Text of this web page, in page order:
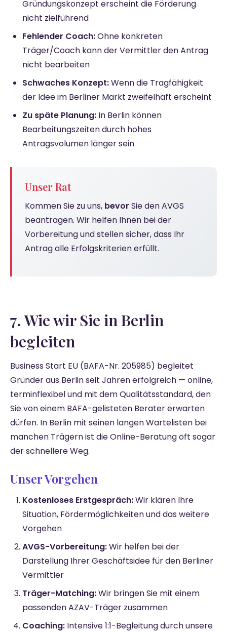
Gründungskonzept erscheint die Förderung
nicht zielführend
Fehlender Coach:Ohne konkreten
Träger/Coach kann der Vermittler den Antrag
nicht bearbeiten
Schwaches Konzept:Wenn die Tragfähigkeit
der Idee im Berliner Markt zweifelhaft erscheint
Zu späte Planung: In Berlin können
Bearbeitungszeiten durch hohes
Antragsvolumen länger sein
Unser Rat
Kommen Sie zu uns, bevor Sie den AVGS
beantragen. Wir helfen Ihnen bei der
Vorbereitung und stellen sicher, dass Ihr
Antrag alle Erfolgskriterien erfüllt.
7. Wie wir Sie in Berlin
begleiten
Business Start EU (BAFA-Nr. 205985) begleitet
Gründer aus Berlin seit Jahren erfolgreich — online,
terminflexibel und mit dem Qualitätsstandard, den
Sie von einem BAFA-gelisteten Berater erwarten
dürfen. In Berlin mit seinen langen Wartelisten bei
manchen Trägern ist die Online-Beratung oft sogar
der schnellere Weg.
Unser Vorgehen
Kostenloses Erstgespräch:Wir klären Ihre
Situation, Fördermöglichkeiten und das weitere
Vorgehen
AVGS-Vorbereitung:Wir helfen bei der
Darstellung Ihrer Geschäftsidee für den Berliner
Vermittler
Träger-Matching:Wir bringen Sie mit einem
passenden AZAV-Träger zusammen
Coaching: Intensive 1:1-Begleitung durch unsere